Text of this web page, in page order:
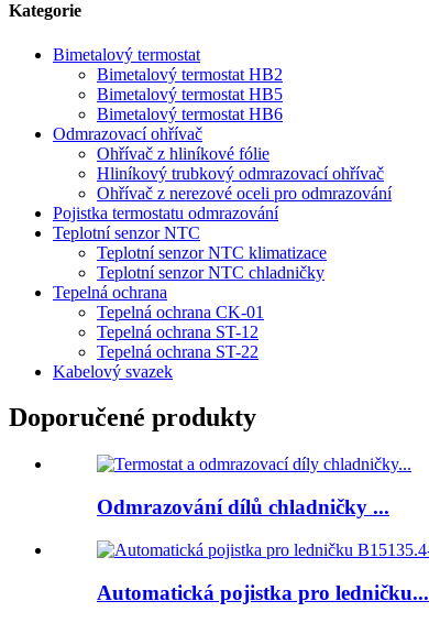
Kategorie
Bimetalový termostat
Bimetalový termostat HB2
Bimetalový termostat HB5
Bimetalový termostat HB6
Odmrazovací ohřívač
Ohřívač z hliníkové fólie
Hliníkový trubkový odmrazovací ohřívač
Ohřívač z nerezové oceli pro odmrazování
Pojistka termostatu odmrazování
Teplotní senzor NTC
Teplotní senzor NTC klimatizace
Teplotní senzor NTC chladničky
Tepelná ochrana
Tepelná ochrana CK-01
Tepelná ochrana ST-12
Tepelná ochrana ST-22
Kabelový svazek
Doporučené produkty
Odmrazování dílů chladničky ...
Automatická pojistka pro ledničku...